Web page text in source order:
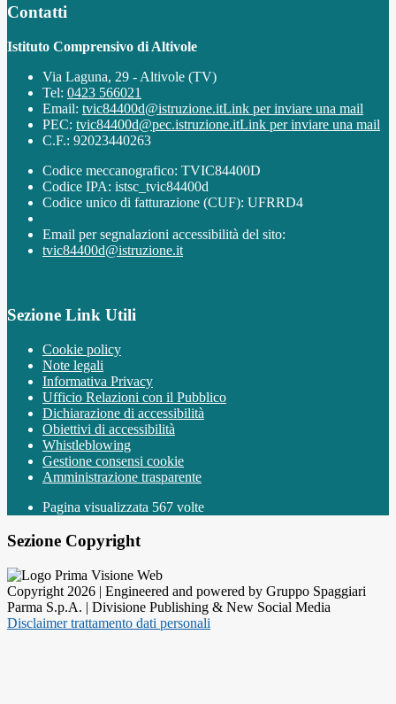
Contatti
Istituto Comprensivo di Altivole
Via Laguna, 29 - Altivole (TV)
Tel: 0423 566021
Email: tvic84400d@istruzione.itLink per inviare una mail
PEC: tvic84400d@pec.istruzione.itLink per inviare una mail
C.F.: 92023440263
Codice meccanografico: TVIC84400D
Codice IPA: istsc_tvic84400d
Codice unico di fatturazione (CUF): UFRRD4
Email per segnalazioni accessibilità del sito:
tvic84400d@istruzione.it
Sezione Link Utili
Cookie policy
Note legali
Informativa Privacy
Ufficio Relazioni con il Pubblico
Dichiarazione di accessibilità
Obiettivi di accessibilità
Whistleblowing
Gestione consensi cookie
Amministrazione trasparente
Pagina visualizzata 567 volte
Sezione Copyright
Copyright 2026 | Engineered and powered by Gruppo Spaggiari
Parma S.p.A. | Divisione Publishing & New Social Media
Disclaimer trattamento dati personali